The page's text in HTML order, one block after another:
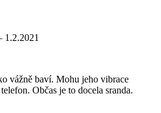
1.2.2021
vážně baví. Mohu jeho vibrace
Občas je to docela sranda.